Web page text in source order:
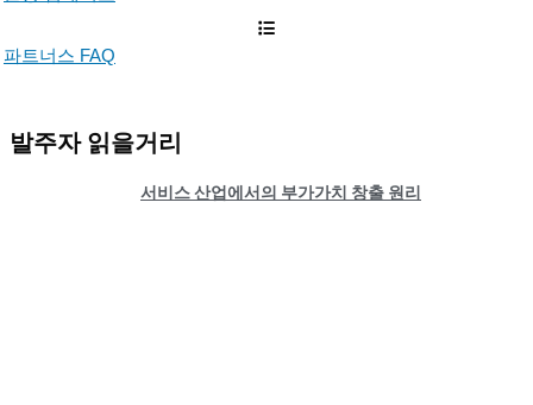
파트너스 FAQ
발주자 읽을거리
서비스 산업에서의 부가가치 창출 원리